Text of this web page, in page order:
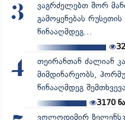
3
ვაგრძელებთ შორ
გამოყენებას რუსეთის
წინააღმდეგ...
4
თეირანთან ძალიან
მიმდინარეობს,
წინააღმდეგ
3170
ვოლოდიმირ